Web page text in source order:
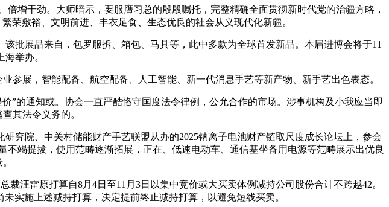
干劲。大师暗示，要服膺习总的殷殷嘱托，完整精确全面贯彻新时代党的治疆方略，
荣敷裕、文明前进、丰衣足食、生态优良的社会从义现代化新疆。
展品来自，包罗服拆、箱包、马具等，此中多款为全球首发新品。本届进博会将于11
海举办。
展，智能配备、航空配备、人工智能、新一代消息手艺等新产物、新手艺出色表态。
的通知或。协会一直严酷恪守国度法令律例，公允合作的市场。涉事机构及小我应当即
其法令义务的。
院、中关村储能财产手艺联盟从办的2025钠离子电池财产链取尺度成长论坛上，参会
竭提拔，使用范畴逐渐拓展，正在、低速电动车、通信基坐备用电源等范畴展示出优良
雷原打算自8月4日至11月3日以集中竞价或大买卖体例减持公司股份合计不跨越42。
实施上述减持打算，决定提前终止减持打算，以避免短线买卖。